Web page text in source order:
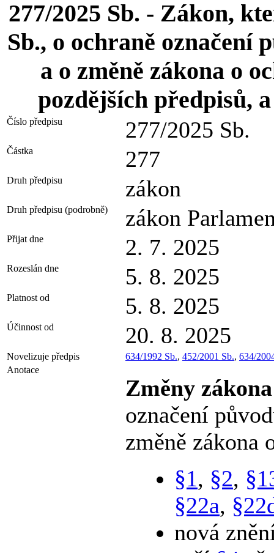
277/2025 Sb. - Zákon,
Sb., o ochraně označení
a o změně zákona o
pozdějších předpisů,
Číslo předpisu 277/2025 Sb.
Částka 277
Druh předpisu zákon
Druh předpisu (podrobně) zákon
Přijat dne 2. 7. 2025
Rozeslán dne 5. 8. 2025
Platnost od 5. 8. 2025
Účinnost od 20. 8. 2025
Novelizuje předpis 634/1992 Sb., 452/2001 Sb., 634/
Anotace
Změny
označení
změně zákona
§1, §2,
§22a,
nová